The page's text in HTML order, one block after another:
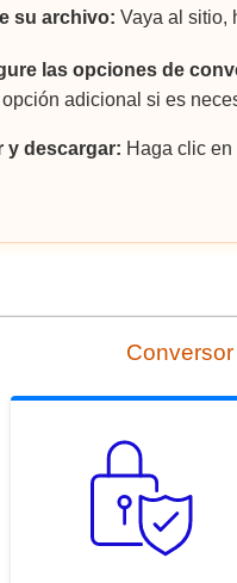
su archivo: Vaya al sitio,
las opciones de
adicional si es
y descargar: Haga clic